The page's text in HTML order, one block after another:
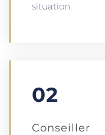
situation.
02
Conseiller